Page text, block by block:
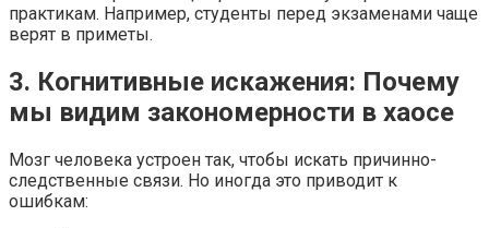
практикам. Например, студенты перед экзаменами чаще
верят в приметы.
3. Когнитивные искажения: Почему
мы видим закономерности в хаосе
Мозг человека устроен так, чтобы искать причинно-
следственные связи. Но иногда это приводит к
ошибкам: